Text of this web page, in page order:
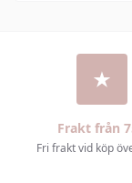
Frakt från
Fri frakt vid köp